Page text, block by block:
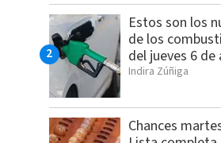
Estos son los
de los
del jueves 6
Indira Zúñiga
Chances